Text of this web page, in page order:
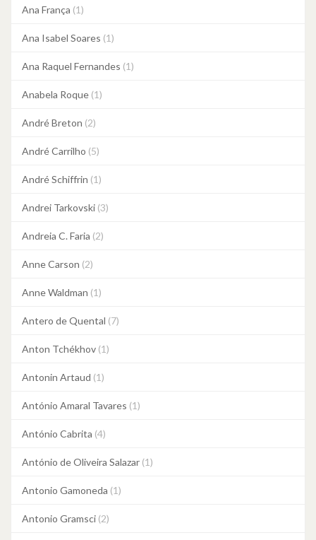
Ana França (1)
Ana Isabel Soares (1)
Ana Raquel Fernandes (1)
Anabela Roque (1)
André Breton (2)
André Carrilho (5)
André Schiffrin (1)
Andrei Tarkovski (3)
Andreia C. Faria (2)
Anne Carson (2)
Anne Waldman (1)
Antero de Quental (7)
Anton Tchékhov (1)
Antonin Artaud (1)
António Amaral Tavares (1)
António Cabrita (4)
António de Oliveira Salazar (1)
Antonio Gamoneda (1)
Antonio Gramsci (2)